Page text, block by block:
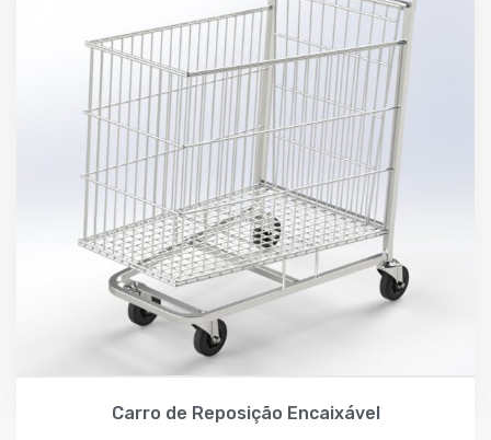
Carro de Reposição Encaixável